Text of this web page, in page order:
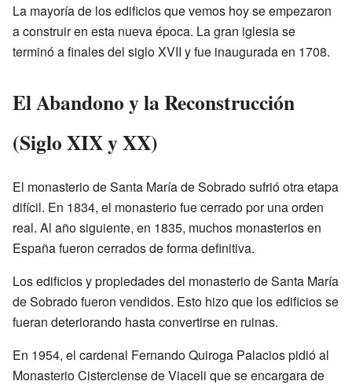
La mayoría de los edificios que vemos hoy se empezaron
a construir en esta nueva época. La gran iglesia se
terminó a finales del siglo XVII y fue inaugurada en 1708.
El Abandono y la Reconstrucción
(Siglo XIX y XX)
El monasterio de Santa María de Sobrado sufrió otra etapa
difícil. En 1834, el monasterio fue cerrado por una orden
real. Al año siguiente, en 1835, muchos monasterios en
España fueron cerrados de forma definitiva.
Los edificios y propiedades del monasterio de Santa María
de Sobrado fueron vendidos. Esto hizo que los edificios se
fueran deteriorando hasta convertirse en ruinas.
En 1954, el cardenal Fernando Quiroga Palacios pidió al
Monasterio Cisterciense de Viaceli que se encargara de